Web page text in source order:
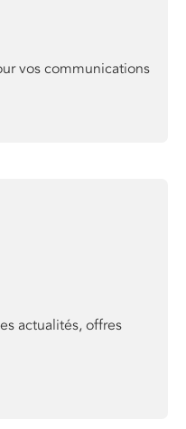
vos communications
actualités, offres